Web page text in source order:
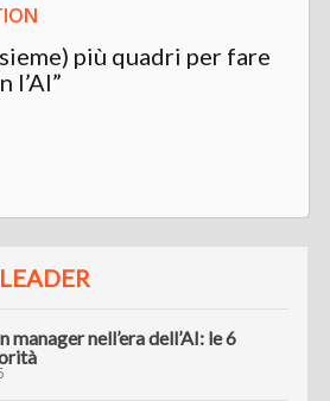
più quadri per fare
l’AI”
manager nell’era dell’AI: le 6